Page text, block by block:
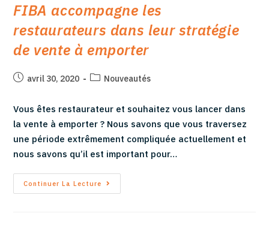
FIBA accompagne les
restaurateurs dans leur stratégie
de vente à emporter
avril 30, 2020 Nouveautés
Vous êtes restaurateur et souhaitez vous lancer dans
la vente à emporter ? Nous savons que vous traversez
une période extrêmement compliquée actuellement et
nous savons qu’il est important pour…
Continuer La Lecture